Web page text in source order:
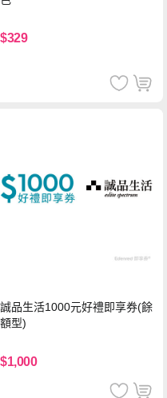
$329
誠品生活1000元好禮即享券(餘
額型)
$1,000